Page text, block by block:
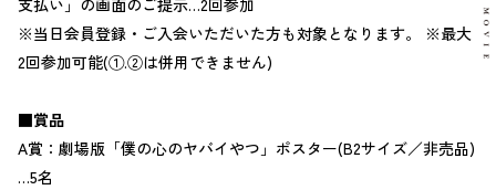
支払い」の画面のご提示…2回参加
※当日会員登録・ご入会いただいた方も対象となります。 ※最大
2回参加可能(①.②は併用できません)
■賞品
A賞：劇場版「僕の心のヤバイやつ」ポスター(B2サイズ／非売品)
…5名